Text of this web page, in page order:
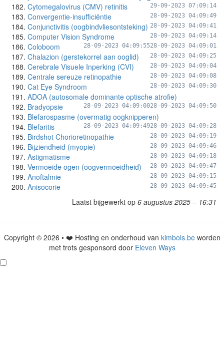
29-09-2023 07:09:14
Cytomegalovirus (CMV) retinitis
28-09-2023 04:09:49
Convergentie-insufficiëntie
28-09-2023 04:09:41
Conjunctivitis (oogbindvliesontsteking)
28-09-2023 04:09:14
Computer Vision Syndrome
28-09-2023 04:09:01
Coloboom 28-09-2023 04:09:55
Chalazion (gerstekorrel aan ooglid) 28-09-2023 04:09:25
Cerebrale Visuele Inperking (CVI) 28-09-2023 04:09:04
Centrale sereuze retinopathie 28-09-2023 04:09:08
Cat Eye Syndroom 28-09-2023 04:09:30
ADOA (autosomale dominante optische atrofie)
28-09-2023 04:09:50
Bradyopsie 28-09-2023 04:09:00
Blefarospasme (overmatig oogknipperen)
28-09-2023 04:09:28
Blefaritis 28-09-2023 04:09:49
Birdshot Chorioretinopathie 28-09-2023 04:09:19
Bijziendheid (myopie) 28-09-2023 04:09:46
Astigmatisme 28-09-2023 04:09:18
Vermoeide ogen (oogvermoeidheid) 28-09-2023 04:09:47
Anoftalmie 28-09-2023 04:09:15
Anisocorie 28-09-2023 04:09:45
Laatst bijgewerkt op 6 augustus 2025 – 16:31
Copyright © 2026 • ❤️ Hosting en onderhoud van kimbols.beworden
met trots gesponsord door Eleven Ways